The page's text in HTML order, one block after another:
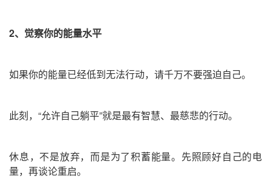
2、 觉察你的能量水平
如果你的能量已经低到无法行动，请千万不要强迫自己。
此刻，“允许自己躺平”就是最有智慧、最慈悲的行动。
休息，不是放弃，而是为了积蓄能量。先照顾好自己的电
量，再谈论重启。